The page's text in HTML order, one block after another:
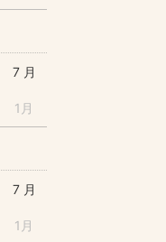
7 月
1月
7 月
1月